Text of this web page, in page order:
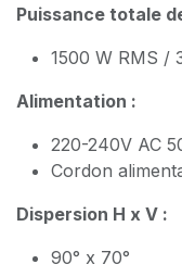
Puissance totale
1500 W RMS /
Alimentation :
220-240V AC
Cordon
Dispersion H x V :
90° x 70°